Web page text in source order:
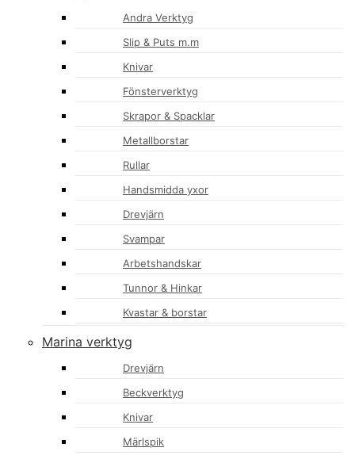
Andra Verktyg
Slip & Puts m.m
Knivar
Fönsterverktyg
Skrapor & Spacklar
Metallborstar
Rullar
Handsmidda yxor
Drevjärn
Svampar
Arbetshandskar
Tunnor & Hinkar
Kvastar & borstar
Marina verktyg
Drevjärn
Beckverktyg
Knivar
Märlspik